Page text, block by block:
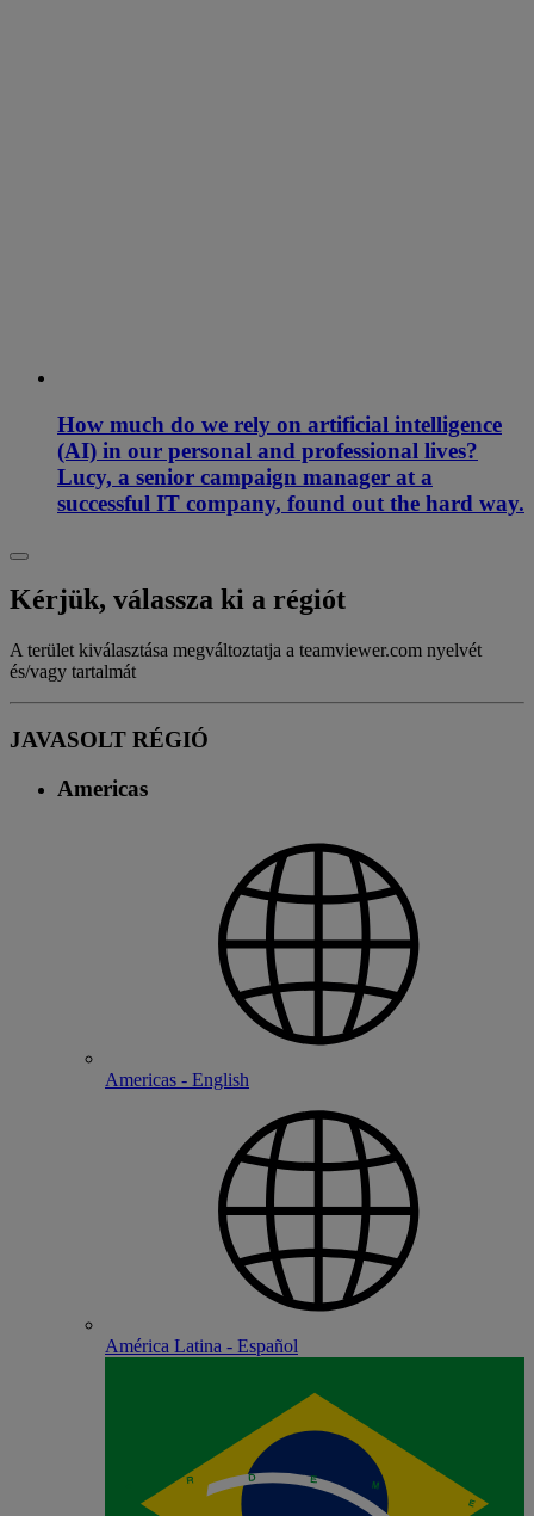
How much do we rely on artificial intelligence
(AI) in our personal and professional lives?
Lucy, a senior campaign manager at a
successful IT company, found out the hard way.
Kérjük, válassza ki a régiót
A terület kiválasztása megváltoztatja a teamviewer.com nyelvét
és/vagy tartalmát
JAVASOLT RÉGIÓ
Americas
Americas - English
América Latina - Español